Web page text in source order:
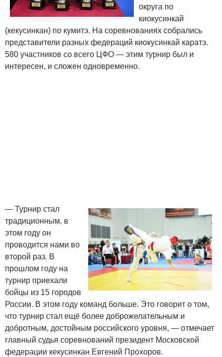
округа по
киокусинкай
(кекусинкан) по кумитэ. На соревнованиях собрались
представители разных федераций киокусинкай каратэ.
580 участников со всего ЦФО — этим турнир был и
интересен, и сложен одновременно.
— Турнир стал
традиционным, в
этом году он
проводится нами во
второй раз. В
прошлом году на
турнир приехали
бойцы из 15 городов
России. В этом году команд больше. Это говорит о том,
что турнир стал ещё более доброжелательным и
добротным, достойным российского уровня, — отмечает
главный судья соревнований президент Московской
федерации кекусинкан Евгений Прохоров.